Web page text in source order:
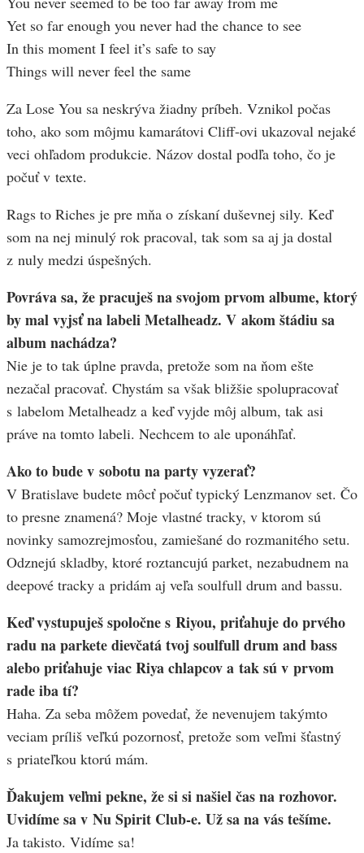
Yet so far enough you never had the chance to see
In this moment I feel it’s safe to say
Things will never feel the same
Za Lose You sa neskrýva žiadny príbeh. Vznikol počas
toho, ako som môjmu kamarátovi Cliff-ovi ukazoval nejaké
veci ohľadom produkcie. Názov dostal podľa toho, čo je
počuť v texte.
Rags to Riches je pre mňa o získaní duševnej sily. Keď
som na nej minulý rok pracoval, tak som sa aj ja dostal
z nuly medzi úspešných.
Povráva sa, že pracuješ na svojom prvom albume, ktorý
by mal vyjsť na labeli Metalheadz. V akom štádiu sa
album nachádza?
Nie je to tak úplne pravda, pretože som na ňom ešte
nezačal pracovať. Chystám sa však bližšie spolupracovať
s labelom Metalheadz a keď vyjde môj album, tak asi
práve na tomto labeli. Nechcem to ale uponáhľať.
Ako to bude v sobotu na party vyzerať?
V Bratislave budete môcť počuť typický Lenzmanov set. Čo
to presne znamená? Moje vlastné tracky, v ktorom sú
novinky samozrejmosťou, zamiešané do rozmanitého setu.
Odznejú skladby, ktoré roztancujú parket, nezabudnem na
deepové tracky a pridám aj veľa soulfull drum and bassu.
Keď vystupuješ spoločne s Riyou, priťahuje do prvého
radu na parkete dievčatá tvoj soulfull drum and bass
alebo priťahuje viac Riya chlapcov a tak sú v prvom
rade iba tí?
Haha. Za seba môžem povedať, že nevenujem takýmto
veciam príliš veľkú pozornosť, pretože som veľmi šťastný
s priateľkou ktorú mám.
Ďakujem veľmi pekne, že si si našiel čas na rozhovor.
Uvidíme sa v Nu Spirit Club-e. Už sa na vás tešíme.
Ja takisto. Vidíme sa!